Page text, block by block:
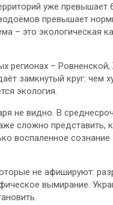
уже превышает
превышает
– это экологическая
регионах –
замкнутый круг: чем
экология.
не видно. В
сложно представить,
воспаленное
не афишируют:
вымирание.